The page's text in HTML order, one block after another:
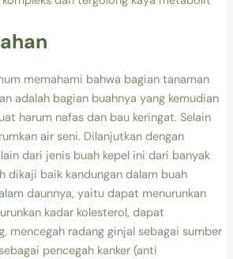
memahami bahwa bagian tanaman
adalah bagian buahnya yang kemudian
harum nafas dan bau keringat. Selain
air seni. Dilanjutkan dengan
dari jenis buah kepel ini dari banyak
dikaji baik kandungan dalam buah
daunnya, yaitu dapat menurunkan
kadar kolesterol, dapat
mencegah radang ginjal sebagai sumber
pencegah kanker (anti